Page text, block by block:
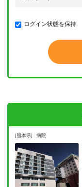
ログイン状態を保持
[熊本県] 病院